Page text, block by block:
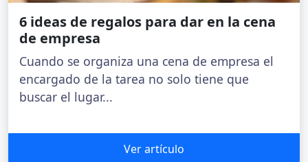
6 ideas de regalos para dar en la cena
de empresa
Cuando se organiza una cena de empresa el
encargado de la tarea no solo tiene que
buscar el lugar...
Ver artículo